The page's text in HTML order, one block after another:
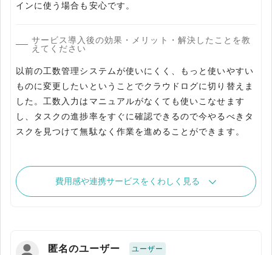
インに使う場合も安心です。
サービス導入後の効果・メリット・解決したことを教
えてください
以前の工数管理システムが使いにくく、もっと使いやすい
ものに変更したいということでクラウドログに切り替えま
した。工数入力はマニュアルがなくても使いこなせます
し、タスクの進捗率をすぐに確認できるので今やるべきタ
スクを見つけて無駄なく作業を進めることができます。
費用感や連携サービスをくわしく見る
匿名のユーザー ユーザー